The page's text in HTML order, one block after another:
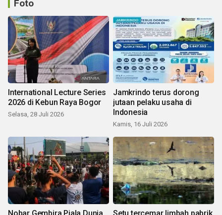
Foto
International Lecture Series
2026 di Kebun Raya Bogor
Selasa, 28 Juli 2026
Jamkrindo terus dorong
jutaan pelaku usaha di
Indonesia
Kamis, 16 Juli 2026